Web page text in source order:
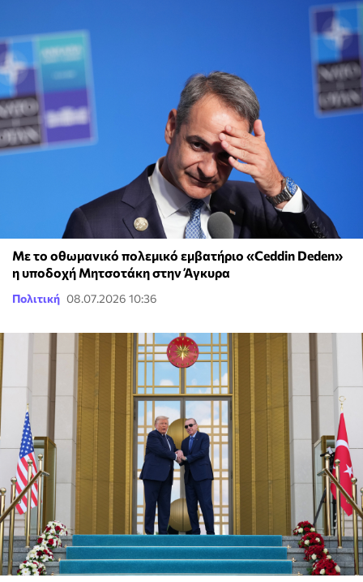
Με το οθωμανικό πολεμικό εμβατήριο «Ceddin Deden»
η υποδοχή Μητσοτάκη στην Άγκυρα
Πολιτική 08.07.2026 10:36